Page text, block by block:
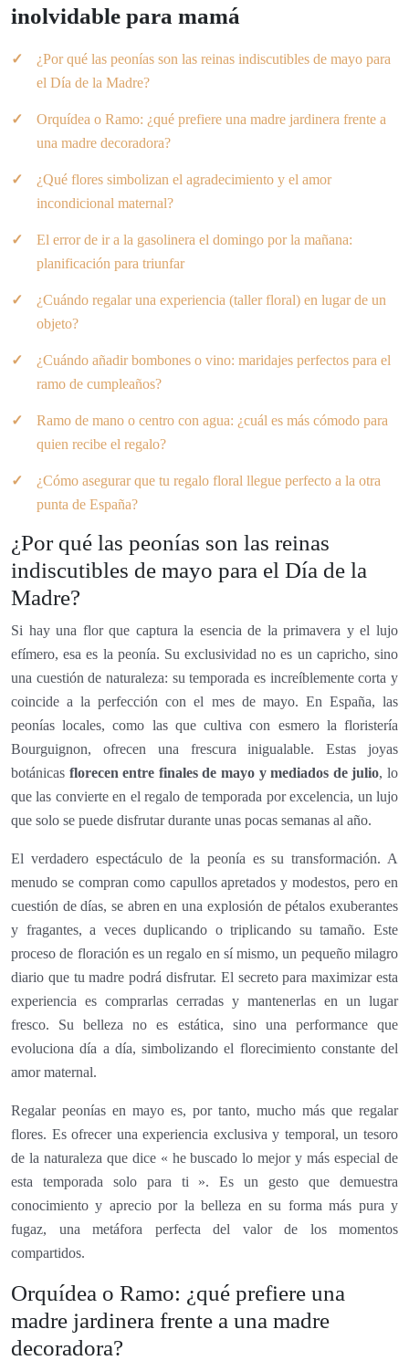
inolvidable para mamá
¿Por qué las peonías son las reinas indiscutibles de mayo para
el Día de la Madre?
Orquídea o Ramo: ¿qué prefiere una madre jardinera frente a
una madre decoradora?
¿Qué flores simbolizan el agradecimiento y el amor
incondicional maternal?
El error de ir a la gasolinera el domingo por la mañana:
planificación para triunfar
¿Cuándo regalar una experiencia (taller floral) en lugar de un
objeto?
¿Cuándo añadir bombones o vino: maridajes perfectos para el
ramo de cumpleaños?
Ramo de mano o centro con agua: ¿cuál es más cómodo para
quien recibe el regalo?
¿Cómo asegurar que tu regalo floral llegue perfecto a la otra
punta de España?
¿Por qué las peonías son las reinas
indiscutibles de mayo para el Día de la
Madre?
Si hay una flor que captura la esencia de la primavera y el lujo
efímero, esa es la peonía. Su exclusividad no es un capricho, sino
una cuestión de naturaleza: su temporada es increíblemente corta y
coincide a la perfección con el mes de mayo. En España, las
peonías locales, como las que cultiva con esmero la floristería
Bourguignon, ofrecen una frescura inigualable. Estas joyas
botánicas florecen entre finales de mayo y mediados de julio, lo
que las convierte en el regalo de temporada por excelencia, un lujo
que solo se puede disfrutar durante unas pocas semanas al año.
El verdadero espectáculo de la peonía es su transformación. A
menudo se compran como capullos apretados y modestos, pero en
cuestión de días, se abren en una explosión de pétalos exuberantes
y fragantes, a veces duplicando o triplicando su tamaño. Este
proceso de floración es un regalo en sí mismo, un pequeño milagro
diario que tu madre podrá disfrutar. El secreto para maximizar esta
experiencia es comprarlas cerradas y mantenerlas en un lugar
fresco. Su belleza no es estática, sino una performance que
evoluciona día a día, simbolizando el florecimiento constante del
amor maternal.
Regalar peonías en mayo es, por tanto, mucho más que regalar
flores. Es ofrecer una experiencia exclusiva y temporal, un tesoro
de la naturaleza que dice « he buscado lo mejor y más especial de
esta temporada solo para ti ». Es un gesto que demuestra
conocimiento y aprecio por la belleza en su forma más pura y
fugaz, una metáfora perfecta del valor de los momentos
compartidos.
Orquídea o Ramo: ¿qué prefiere una
madre jardinera frente a una madre
decoradora?